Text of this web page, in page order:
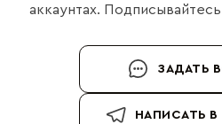
аккаунтах.
ЗАДАТЬ
НАПИСАТЬ В